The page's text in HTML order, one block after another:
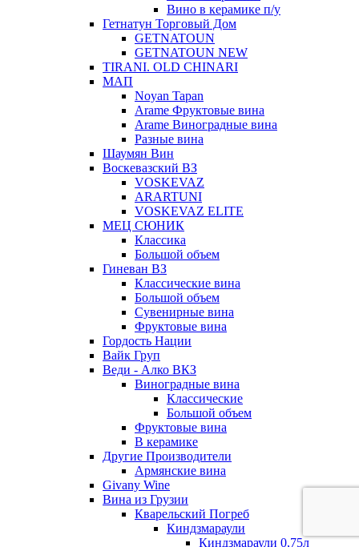
Вино в керамике п/у
Гетнатун Торговый Дом
GETNATOUN
GETNATOUN NEW
TIRANI. OLD CHINARI
МАП
Noyan Tapan
Arame Фруктовые вина
Arame Виноградные вина
Разные вина
Шаумян Вин
Воскевазский ВЗ
VOSKEVAZ
ARARTUNI
VOSKEVAZ ELITE
МЕЦ СЮНИК
Классика
Большой объем
Гиневан ВЗ
Классические вина
Большой объем
Сувенирные вина
Фруктовые вина
Гордость Нации
Вайк Груп
Веди - Алко ВКЗ
Виноградные вина
Классические
Большой объем
Фруктовые вина
В керамике
Другие Производители
Армянские вина
Givany Wine
Вина из Грузии
Кварельский Погреб
Киндзмараули
Киндзмараули 0,75л